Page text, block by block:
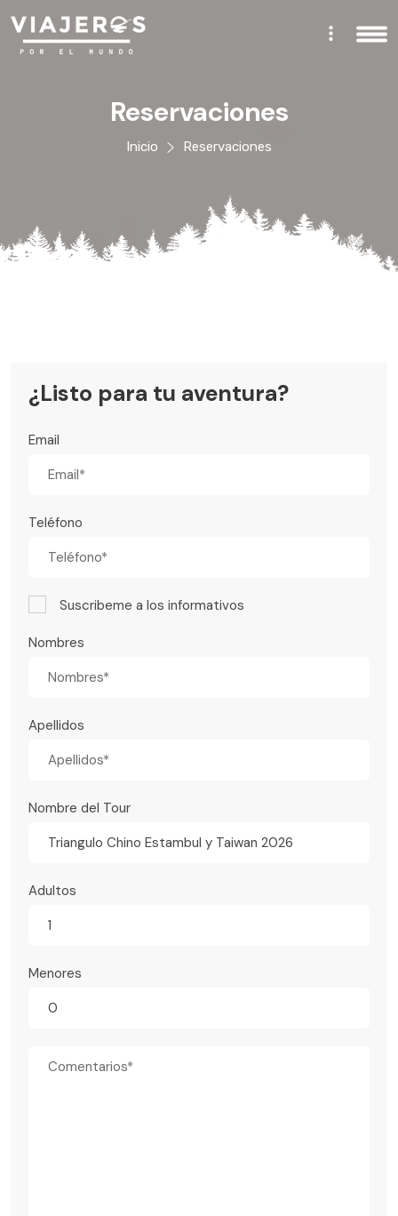
Reservaciones
Inicio Reservaciones
¿Listo para tu aventura?
Email
Teléfono
Suscribeme a los informativos
Nombres
Apellidos
Nombre del Tour
Triangulo Chino Estambul y Taiwan 2026
Adultos
Menores